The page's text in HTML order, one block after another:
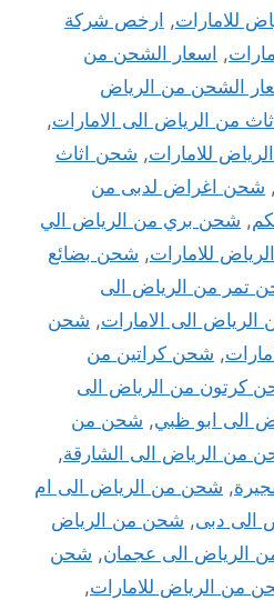
للامارات, ارخص شركة
, اسعار الشحن من
الشحن من الرياض
من الرياض الى الامارات,
للامارات, شحن اثاث
, شحن اغراض لدبى من
, شحن بري من الرياض الي
للامارات, شحن بضائع
تمر من الرياض الى
الى الامارات, شحن
, شحن كراتين من
كرتون من الرياض الى
الى ابو ظبي, شحن من
من الرياض الى الشارقة,
, شحن من الرياض الى ام
الى دبى, شحن من الرياض
الرياض الى عجمان, شحن
من الرياض للامارات,